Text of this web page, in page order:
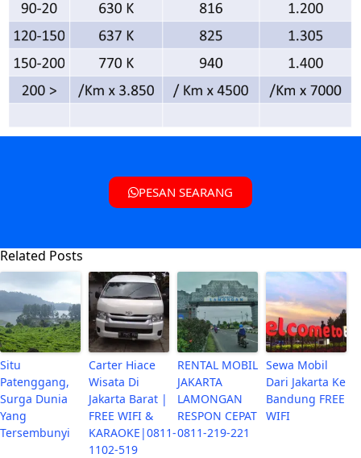
PESAN SEARANG
Related Posts
Situ
Patenggang,
Surga Dunia
Yang
Tersembunyi
Carter Hiace
Wisata Di
Jakarta Barat |
FREE WIFI &
KARAOKE|0811-
1102-519
RENTAL MOBIL
JAKARTA
LAMONGAN
RESPON CEPAT
0811-219-221
Sewa Mobil
Dari Jakarta Ke
Bandung FREE
WIFI